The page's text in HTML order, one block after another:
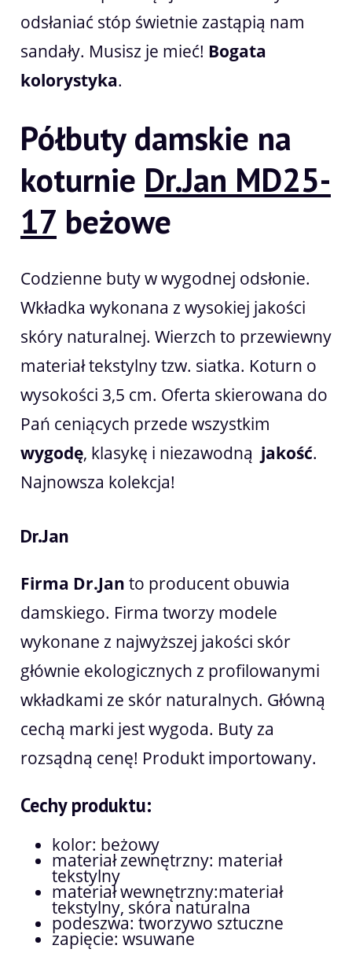
odsłaniać stóp świetnie zastąpią nam
sandały. Musisz je mieć! Bogata
kolorystyka.
Półbuty damskie na
koturnie Dr.Jan MD25-
17 beżowe
Codzienne buty w wygodnej odsłonie.
Wkładka wykonana z wysokiej jakości
skóry naturalnej. Wierzch to przewiewny
materiał tekstylny tzw. siatka. Koturn o
wysokości 3,5 cm. Oferta skierowana do
Pań ceniących przede wszystkim
wygodę, klasykę i niezawodną jakość.
Najnowsza kolekcja!
Dr.Jan
Firma Dr.Jan to producent obuwia
damskiego. Firma tworzy modele
wykonane z najwyższej jakości skór
głównie ekologicznych z profilowanymi
wkładkami ze skór naturalnych. Główną
cechą marki jest wygoda. Buty za
rozsądną cenę! Produkt importowany.
Cechy produktu:
kolor: beżowy
materiał zewnętrzny: materiał
tekstylny
materiał wewnętrzny:materiał
tekstylny, skóra naturalna
podeszwa: tworzywo sztuczne
zapięcie: wsuwane